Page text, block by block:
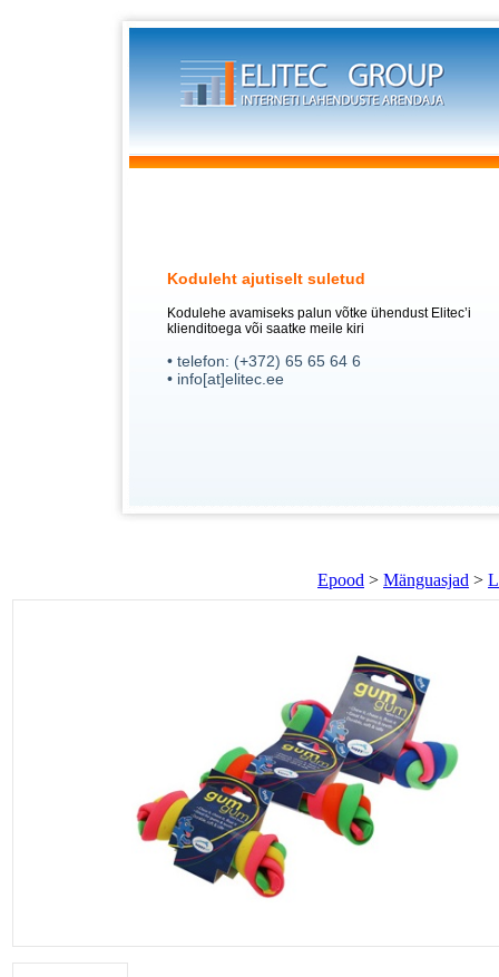
Koduleht ajutiselt suletud
Kodulehe avamiseks palun võtke ühendust Elitec’i
klienditoega või saatke meile kiri
• telefon: (+372) 65 65 64 6
• info[at]elitec.ee
Epood > Mänguasjad >